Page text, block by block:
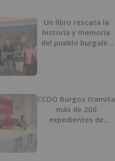
Un libro rescata la
historia y memoria
del pueblo burgalés
CCOO Burgos tramita
más de 200
expedientes de